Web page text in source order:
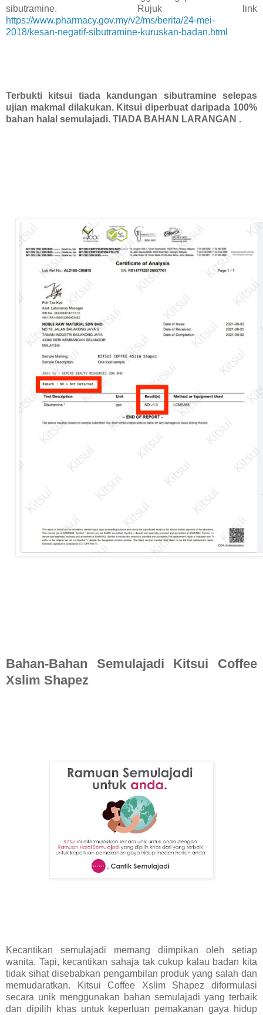
sibutramine. Rujuk link
https://www.pharmacy.gov.my/v2/ms/berita/24-mei-
2018/kesan-negatif-sibutramine-kuruskan-badan.html
Terbukti kitsui tiada kandungan sibutramine selepas
ujian makmal dilakukan. Kitsui diperbuat daripada 100%
bahan halal semulajadi. TIADA BAHAN LARANGAN .
Bahan-Bahan Semulajadi Kitsui Coffee
Xslim Shapez
Kecantikan semulajadi memang diimpikan oleh setiap
wanita. Tapi, kecantikan sahaja tak cukup kalau badan kita
tidak sihat disebabkan pengambilan produk yang salah dan
memudaratkan. Kitsui Coffee Xslim Shapez diformulasi
secara unik menggunakan bahan semulajadi yang terbaik
dan dipilih khas untuk keperluan pemakanan gaya hidup